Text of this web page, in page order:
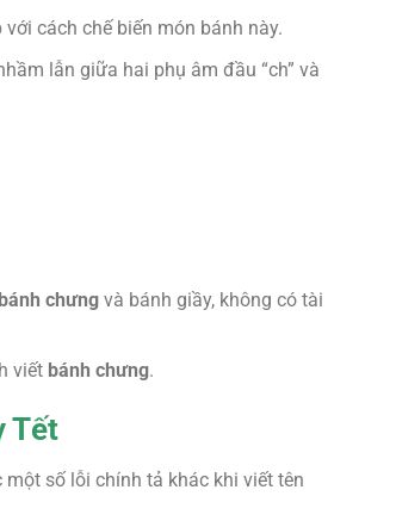
cách chế biến món bánh này.
lẫn giữa hai phụ âm đầu “ch” và
bánh chưngvà bánh giầy, không có tài
viết bánh chưng.
Tết
số lỗi chính tả khác khi viết tên